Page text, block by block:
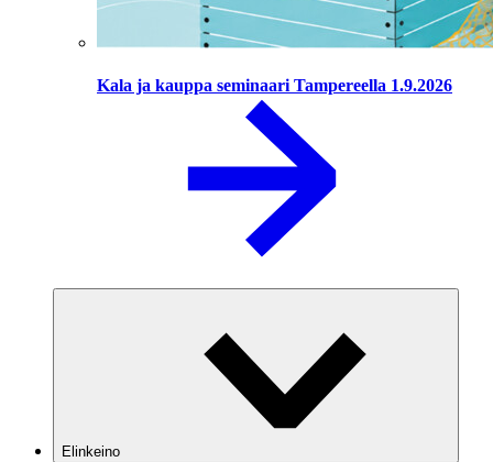
Kala ja kauppa seminaari Tampereella 1.9.2026
Elinkeino